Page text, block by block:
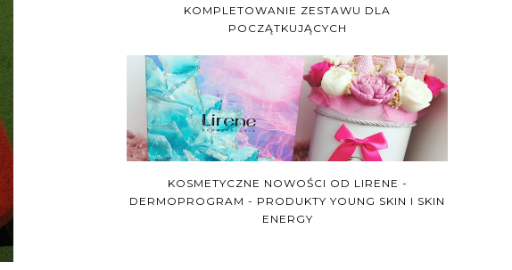
KOMPLETOWANIE ZESTAWU DLA
POCZĄTKUJĄCYCH
KOSMETYCZNE NOWOŚCI OD LIRENE -
DERMOPROGRAM - PRODUKTY YOUNG SKIN I SKIN
ENERGY